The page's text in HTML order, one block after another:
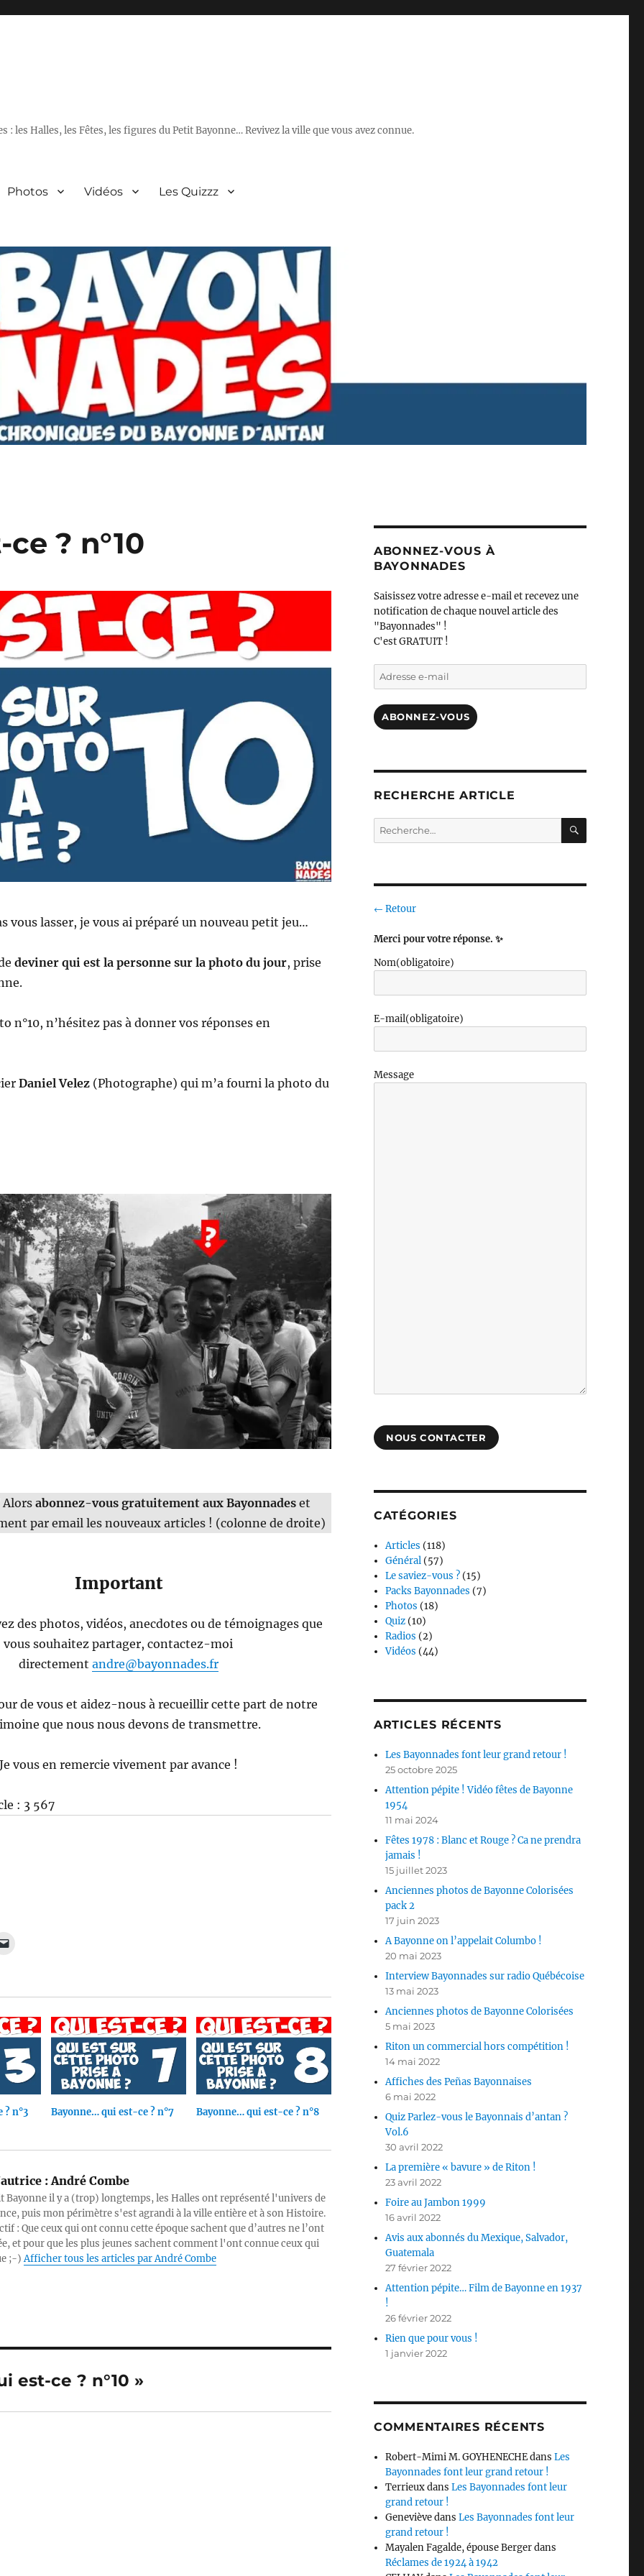
les Halles, les Fêtes, les figures du Petit Bayonne… Revivez la ville que vous avez connue.
Photos Vidéos Les Quizzz
? n°10
vous lasser, je vous ai préparé un nouveau petit jeu…
deviner qui est la personne sur la photo du jour, prise
n°10, n’hésitez pas à donner vos réponses en
Daniel Velez(Photographe) qui m’a fourni la photo du
Alorsabonnez-vous gratuitement aux Bayonnades et
par email les nouveaux articles ! (colonne de droite)
Important
des photos, vidéos, anecdotes ou de témoignages que
vous souhaitez partager, contactez-moi
directement andre@bayonnades.fr
de vous et aidez-nous à recueillir cette part de notre
que nous nous devons de transmettre.
Je vous en remercie vivement par avance !
: 3 567
n°3 Bayonne… qui est-ce ? n°7 Bayonne… qui est-ce ? n°8
:André Combe
Bayonne il y a (trop) longtemps, les Halles ont représenté l'univers de
puis mon périmètre s'est agrandi à la ville entière et à son Histoire.
: Que ceux qui ont connu cette époque sachent que d’autres ne l’ont
et pour que les plus jeunes sachent comment l'ont connue ceux qui
;-)Afficher tous les articles par André Combe
est-ce ? n°10 »
ABONNEZ-VOUS À
BAYONNADES
Saisissez votre adresse e-mail et recevez une
notification de chaque nouvel article des
"Bayonnades" !
C'est GRATUIT !
Adresse
e-
ABONNEZ-VOUS
RECHERCHE ARTICLE
Recherche
pour :
← Retour
Merci pour votre réponse. ✨
Nom(obligatoire)
E-mail(obligatoire)
Message
NOUS CONTACTER
CATÉGORIES
Articles (118)
Général (57)
Le saviez-vous ? (15)
Packs Bayonnades (7)
Photos (18)
Quiz (10)
Radios (2)
Vidéos (44)
ARTICLES RÉCENTS
Les Bayonnades font leur grand retour !
25 octobre 2025
Attention pépite ! Vidéo fêtes de Bayonne
1954
11 mai 2024
Fêtes 1978 : Blanc et Rouge ? Ca ne prendra
jamais !
15 juillet 2023
Anciennes photos de Bayonne Colorisées
pack 2
17 juin 2023
A Bayonne on l’appelait Columbo !
20 mai 2023
Interview Bayonnades sur radio Québécoise
13 mai 2023
Anciennes photos de Bayonne Colorisées
5 mai 2023
Riton un commercial hors compétition !
14 mai 2022
Affiches des Peñas Bayonnaises
6 mai 2022
Quiz Parlez-vous le Bayonnais d’antan ?
Vol.6
30 avril 2022
La première « bavure » de Riton !
23 avril 2022
Foire au Jambon 1999
16 avril 2022
Avis aux abonnés du Mexique, Salvador,
Guatemala
27 février 2022
Attention pépite… Film de Bayonne en 1937
!
26 février 2022
Rien que pour vous !
1 janvier 2022
COMMENTAIRES RÉCENTS
Robert-Mimi M. GOYHENECHEdansLes
Bayonnades font leur grand retour !
TerrieuxdansLes Bayonnades font leur
grand retour !
GenevièvedansLes Bayonnades font leur
grand retour !
Mayalen Fagalde, épouse Bergerdans
Réclames de 1924 à 1942